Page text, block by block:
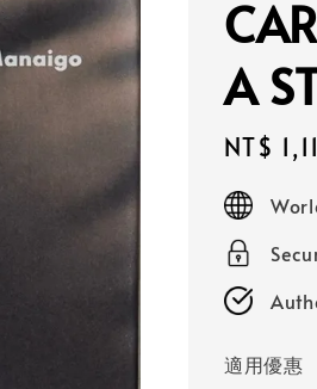
A
Sale
price
NT$
適用優惠